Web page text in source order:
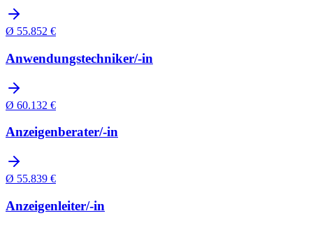
Ø 55.852 €
Anwendungstechniker/-in
Ø 60.132 €
Anzeigenberater/-in
Ø 55.839 €
Anzeigenleiter/-in